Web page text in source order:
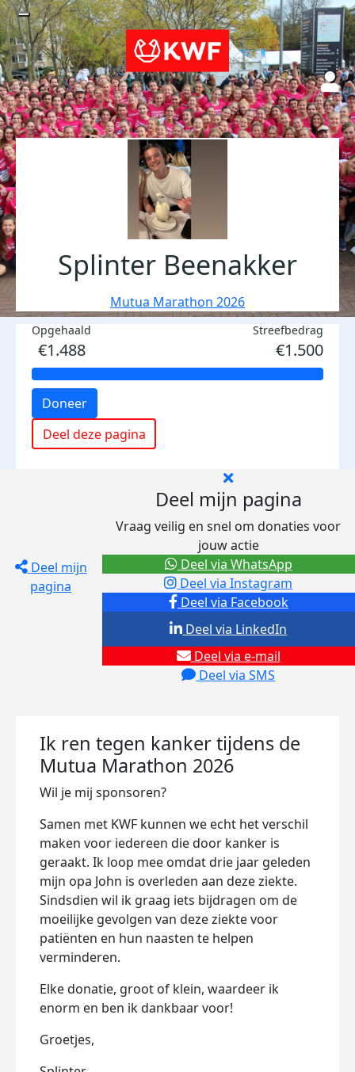
Splinter Beenakker
Mutua Marathon 2026
Opgehaald
€1.488
Streefbedrag
€1.500
Doneer
Deel deze pagina
Deel mijn
pagina
Deel mijn pagina
Vraag veilig en snel om donaties voor
jouw actie
Deel via Facebook
Deel via Instagram
Deel via e-mail
Deel via SMS
Deel via LinkedIn
Deel via WhatsApp
Ik ren tegen kanker tijdens de
Mutua Marathon 2026
Wil je mij sponsoren?
Samen met KWF kunnen we echt het verschil
maken voor iedereen die door kanker is
geraakt. Ik loop mee omdat drie jaar geleden
mijn opa John is overleden aan deze ziekte.
Sindsdien wil ik graag iets bijdragen om de
moeilijke gevolgen van deze ziekte voor
patiënten en hun naasten te helpen
verminderen.
Elke donatie, groot of klein, waardeer ik
enorm en ben ik dankbaar voor!
Groetjes,